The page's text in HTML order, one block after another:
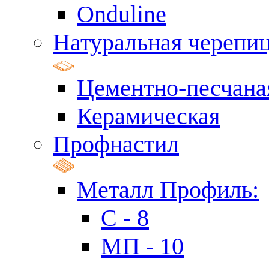
Onduline
Натуральная
Цементно-
Керамическая
Профнастил
Металл Профиль:
C - 8
МП - 10